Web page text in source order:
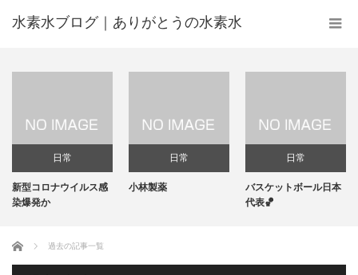
水素水ブログ｜ありがとうの水素水
日常
新型コロナウイルス感
染爆発か
日常
小林製薬
日常
バスケットボール日本
代表🏀
ホーム 過去の記事一覧